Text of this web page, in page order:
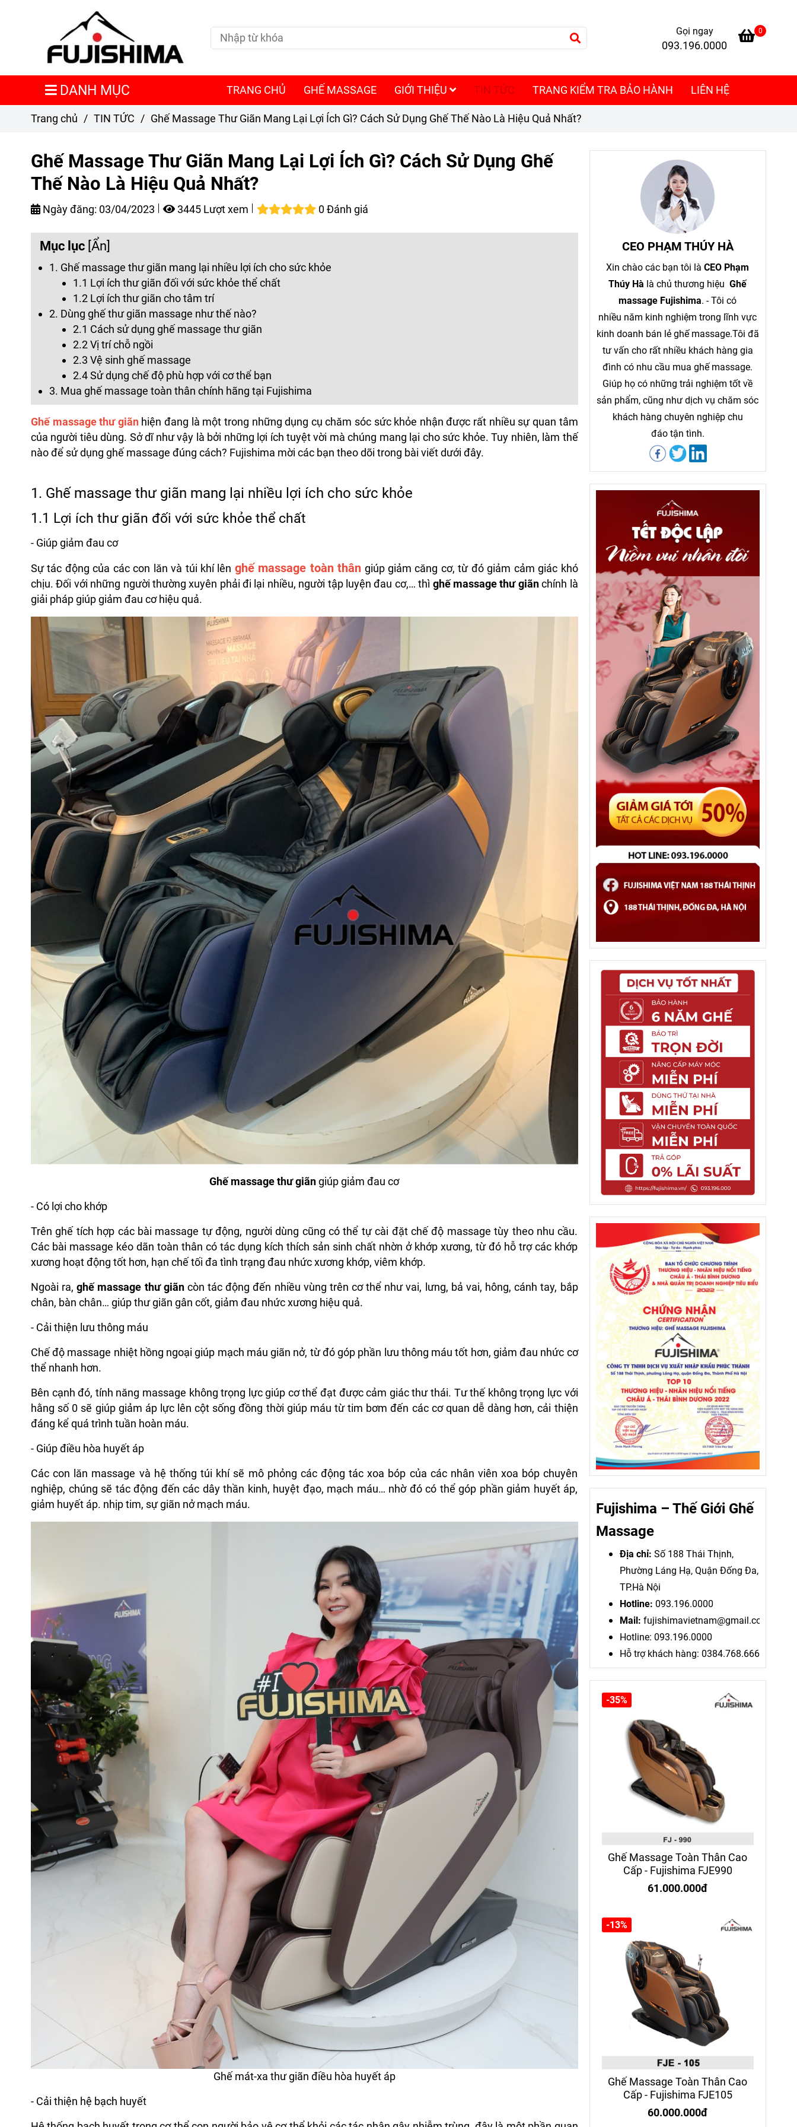
Gọi ngay
093.196.0000
0
DANH MỤC TRANG CHỦ GHẾ MASSAGE GIỚI THIỆU TIN TỨC TRANG KIỂM TRA BẢO HÀNH LIÊN HỆ
Trang chủ / TIN TỨC / Ghế Massage Thư Giãn Mang Lại Lợi Ích Gì? Cách Sử Dụng Ghế Thế Nào Là Hiệu Quả Nhất?
Ghế Massage Thư Giãn Mang Lại Lợi Ích Gì? Cách Sử Dụng Ghế
Thế Nào Là Hiệu Quả Nhất?
Ngày đăng: 03/04/2023 3445 Lượt xem 0 Đánh giá
Mục lục [Ẩn]
1. Ghế massage thư giãn mang lại nhiều lợi ích cho sức khỏe
1.1 Lợi ích thư giãn đối với sức khỏe thể chất
1.2 Lợi ích thư giãn cho tâm trí
2. Dùng ghế thư giãn massage như thế nào?
2.1 Cách sử dụng ghế massage thư giãn
2.2 Vị trí chỗ ngồi
2.3 Vệ sinh ghế massage
2.4 Sử dụng chế độ phù hợp với cơ thể bạn
3. Mua ghế massage toàn thân chính hãng tại Fujishima
Ghế massage thư giãnhiện đang là một trong những dụng cụ chăm sóc sức khỏe nhận được rất nhiều sự quan tâm
của người tiêu dùng. Sở dĩ như vậy là bởi những lợi ích tuyệt vời mà chúng mang lại cho sức khỏe. Tuy nhiên, làm thế
nào để sử dụng ghế massage đúng cách? Fujishima mời các bạn theo dõi trong bài viết dưới đây.
1. Ghế massage thư giãn mang lại nhiều lợi ích cho sức khỏe
1.1 Lợi ích thư giãn đối với sức khỏe thể chất
- Giúp giảm đau cơ
Sự tác động của các con lăn và túi khí lên ghế massage toàn thân giúp giảm căng cơ, từ đó giảm cảm giác khó
chịu. Đối với những người thường xuyên phải đi lại nhiều, người tập luyện đau cơ,… thì ghế massage thư giãnchính là
giải pháp giúp giảm đau cơ hiệu quả.
Ghế massage thư giãngiúp giảm đau cơ
- Có lợi cho khớp
Trên ghế tích hợp các bài massage tự động, người dùng cũng có thể tự cài đặt chế độ massage tùy theo nhu cầu.
Các bài massage kéo dãn toàn thân có tác dụng kích thích sản sinh chất nhờn ở khớp xương, từ đó hỗ trợ các khớp
xương hoạt động tốt hơn, hạn chế tối đa tình trạng đau nhức xương khớp, viêm khớp.
Ngoài ra,ghế massage thư giãncòn tác động đến nhiều vùng trên cơ thể như vai, lưng, bả vai, hông, cánh tay, bắp
chân, bàn chân… giúp thư giãn gân cốt, giảm đau nhức xương hiệu quả.
- Cải thiện lưu thông máu
Chế độ massage nhiệt hồng ngoại giúp mạch máu giãn nở, từ đó góp phần lưu thông máu tốt hơn, giảm đau nhức cơ
thể nhanh hơn.
Bên cạnh đó, tính năng massage không trọng lực giúp cơ thể đạt được cảm giác thư thái. Tư thế không trọng lực với
hằng số 0 sẽ giúp giảm áp lực lên cột sống đồng thời giúp máu từ tim bơm đến các cơ quan dễ dàng hơn, cải thiện
đáng kể quá trình tuần hoàn máu.
- Giúp điều hòa huyết áp
Các con lăn massage và hệ thống túi khí sẽ mô phỏng các động tác xoa bóp của các nhân viên xoa bóp chuyên
nghiệp, chúng sẽ tác động đến các dây thần kinh, huyệt đạo, mạch máu… nhờ đó có thể góp phần giảm huyết áp,
giảm huyết áp. nhịp tim, sự giãn nở mạch máu.
Ghế mát-xa thư giãn điều hòa huyết áp
- Cải thiện hệ bạch huyết
CEO PHẠM THÚY HÀ
Xin chào các bạn tôi làCEO Phạm
Thúy Hà là chủ thương hiệuGhế
massage Fujishima. - Tôi có
nhiều năm kinh nghiệm trong lĩnh vực
kinh doanh bán lẻ ghế massage.Tôi đã
tư vấn cho rất nhiều khách hàng gia
đình có nhu cầu mua ghế massage.
Giúp họ có những trải nghiệm tốt về
sản phẩm, cũng như dịch vụ chăm sóc
khách hàng chuyên nghiệp chu
đáo tận tình.
Fujishima – Thế Giới Ghế
Massage
Địa chỉ: Số 188 Thái Thịnh,
Phường Láng Hạ, Quận Đống Đa,
TP.Hà Nội
Hotline: 093.196.0000
Mail: fujishimavietnam@gmail.com
Hotline: 093.196.0000
Hỗ trợ khách hàng: 0384.768.666
Ghế Massage Toàn Thân Cao
Cấp - Fujishima FJE990
61.000.000đ
-35%
Ghế Massage Toàn Thân Cao
Cấp - Fujishima FJE105
60.000.000đ
-13%